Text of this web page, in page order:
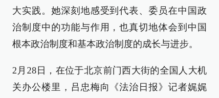
大实践。她深刻地感受到代表、委员在中国政
治制度中的功能与作用，也真切地体会到中国
根本政治制度和基本政治制度的成长与进步。
2月28日，在位于北京前门西大街的全国人大机
关办公楼里，吕忠梅向《法治日报》记者娓娓